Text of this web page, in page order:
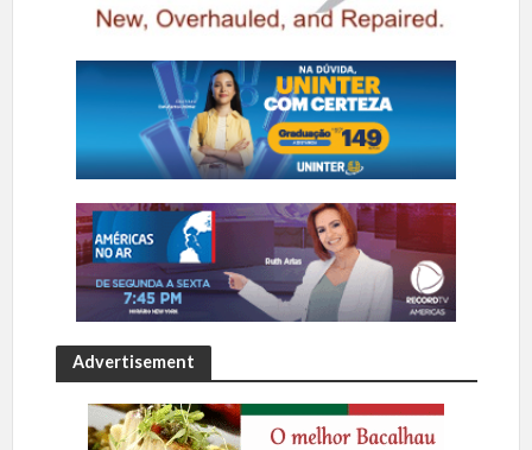
Advertisement